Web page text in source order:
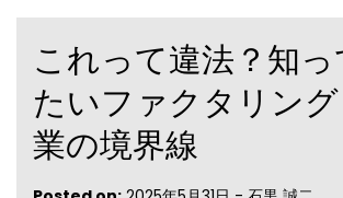
これって違法？知っ
たいファクタリン
業の境界線